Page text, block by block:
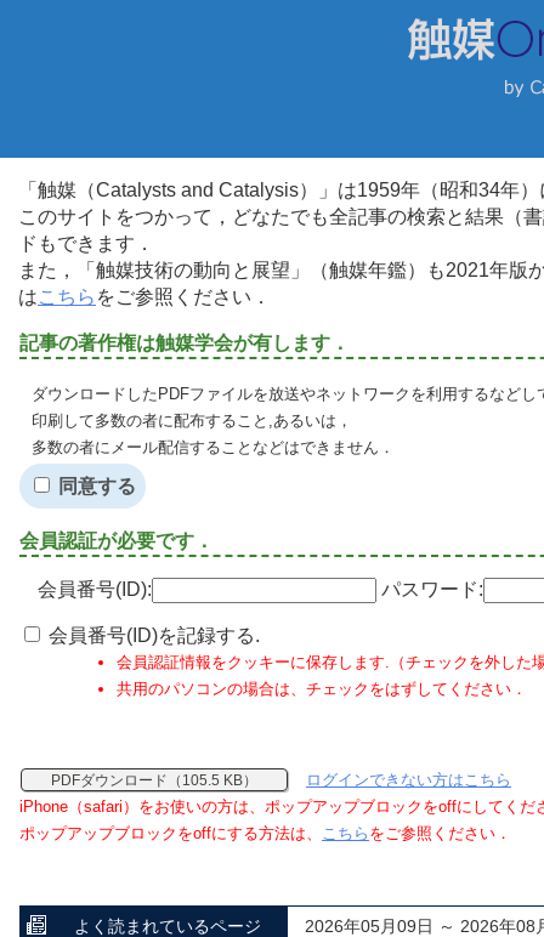
「触媒（Catalysts and Catalysis）」は1959年（昭和34年
このサイトをつかって，どなたでも全記事の検索と結果（
ドもできます．
また，「触媒技術の動向と展望」（触媒年鑑）も2021年
はこちら をご参照ください．
記事の著作権は触媒学会が有します．
ダウンロードしたPDFファイルを放送やネットワークを利用するなど
印刷して多数の者に配布すること,あるいは，
多数の者にメール配信することなどはできません．
同意する
会員認証が必要です．
会員番号(ID): パスワード:
会員番号(ID)を記録する.
会員認証情報をクッキーに保存します.（チェックを外した
共用のパソコンの場合は、チェックをはずしてください．
PDFダウンロード（105.5 KB）
ログインできない方はこちら
iPhone（safari）をお使いの方は、ポップアップブロックをoffにしてくだ
ポップアップブロックをoffにする方法は、 こちら をご参照ください．
よく読まれているページ 2026年05月09日 ～ 2026年08